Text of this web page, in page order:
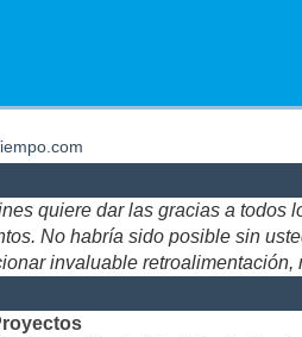
quiere dar las gracias a todos
No habría sido posible sin
invaluable retroalimentación,